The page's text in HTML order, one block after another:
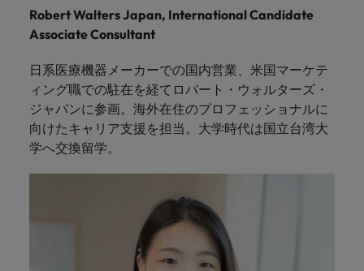
Robert Walters Japan, International Candidate
Associate Consultant
日系医療機器メーカーでの国内営業、米国マーケテ
ィング職での駐在を経てロバート・ウォルターズ・
ジャパンに参画。海外在住のプロフェッショナルに
向けたキャリア支援を担当。大学時代は国立台湾大
学へ交換留学。